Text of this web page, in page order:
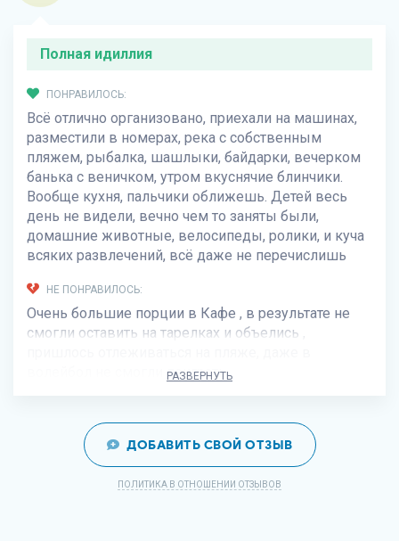
Полная идиллия
ПОНРАВИЛОСЬ:
Всё отлично организовано, приехали на машинах,
разместили в номерах, река с собственным
пляжем, рыбалка, шашлыки, байдарки, вечерком
банька с веничком, утром вкуснячие блинчики.
Вообще кухня, пальчики оближешь. Детей весь
день не видели, вечно чем то заняты были,
домашние животные, велосипеды, ролики, и куча
всяких развлечений, всё даже не перечислишь
НЕ ПОНРАВИЛОСЬ:
Очень большие порции в Кафе , в результате не
смогли оставить на тарелках и объелись ,
волейбол не смогли поиграть
РАЗВЕРНУТЬ
ДОБАВИТЬ СВОЙ ОТЗЫВ
ПОЛИТИКА В ОТНОШЕНИИ ОТЗЫВОВ